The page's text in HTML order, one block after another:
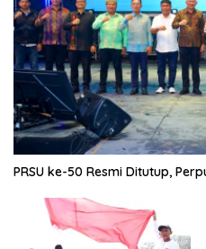
PRSU ke-50 Resmi Ditutup,